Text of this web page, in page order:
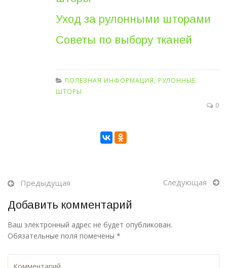
Уход за рулонными шторами
Советы по выбору тканей
ПОЛЕЗНАЯ ИНФОРМАЦИЯ, РУЛОННЫЕ
ШТОРЫ
0
Предыдущая Следующая
Добавить комментарий
Ваш электронный адрес не будет опубликован.
Обязательные поля помечены *